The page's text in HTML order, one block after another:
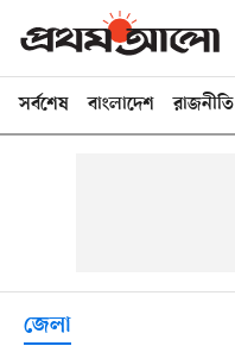
সর্বশেষ বাংলাদেশ রাজনীতি
জেলা